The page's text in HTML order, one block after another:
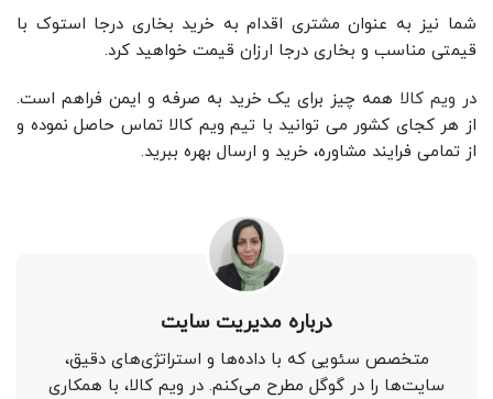
شما نیز به عنوان مشتری اقدام به خرید بخاری درجا استوک با
قیمتی مناسب و بخاری درجا ارزان قیمت خواهید کرد.
در ویم کالا همه چیز برای یک خرید به صرفه و ایمن فراهم است.
از هر کجای کشور می توانید با تیم ویم کالا تماس حاصل نموده و
از تمامی فرایند مشاوره، خرید و ارسال بهره ببرید.
درباره مدیریت سایت
متخصص سئویی که با داده‌ها و استراتژی‌های دقیق،
سایت‌ها را در گوگل مطرح می‌کنم. در ویم کالا، با همکاری